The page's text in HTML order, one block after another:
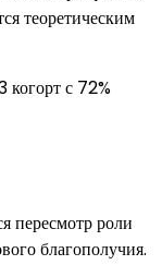
теоретическим
с 72%
пересмотр роли
благополучия.